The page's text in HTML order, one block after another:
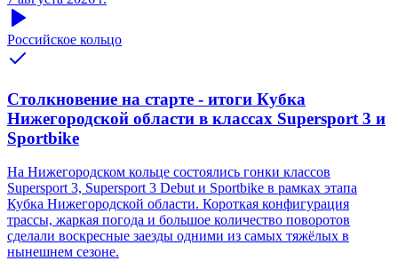
Российское кольцо
Столкновение на старте - итоги Кубка
Нижегородской области в классах Supersport 3 и
Sportbike
На Нижегородском кольце состоялись гонки классов
Supersport 3, Supersport 3 Debut и Sportbike в рамках этапа
Кубка Нижегородской области. Короткая конфигурация
трассы, жаркая погода и большое количество поворотов
сделали воскресные заезды одними из самых тяжёлых в
нынешнем сезоне.